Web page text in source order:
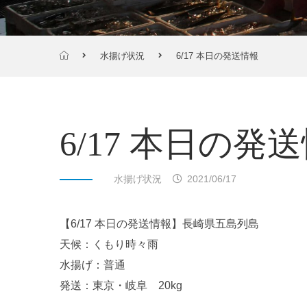
水揚げ状況 6/17 本日の発送情報
6/17 本日の発
水揚げ状況 2021/06/17
【6/17 本日の発送情報】長崎県五島列島
天候：くもり時々雨
水揚げ：普通
発送：東京・岐阜 20kg